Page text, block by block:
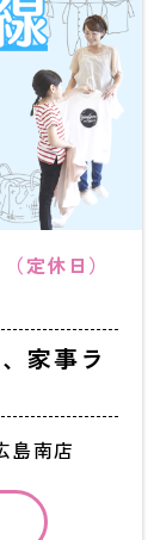
定休日）
家事ラ
島南店